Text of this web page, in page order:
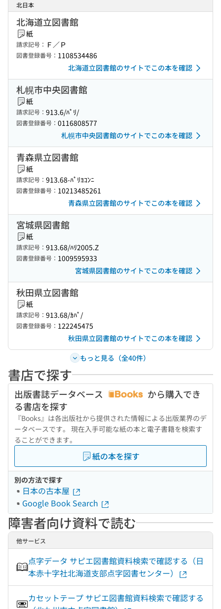
北日本
北海道立図書館
紙
請求記号： Ｆ／Ｐ
図書登録番号： 1108534486
北海道立図書館のサイトでこの本を確認
札幌市中央図書館
紙
請求記号： 913.6/ﾊﾟﾘ/
図書登録番号： 0116808577
札幌市中央図書館のサイトでこの本を確認
青森県立図書館
紙
請求記号： 913.68-ﾊﾟﾘﾖｺﾝﾆ
図書登録番号： 10213485261
青森県立図書館のサイトでこの本を確認
宮城県図書館
紙
請求記号： 913.68/ﾊﾘ2005.Z
図書登録番号： 1009595933
宮城県図書館のサイトでこの本を確認
秋田県立図書館
紙
請求記号： 913.68/ｶﾊﾟ/
図書登録番号： 122245475
秋田県立図書館のサイトでこの本を確認
もっと見る（全40件）
書店で探す
出版書誌データベース
から購入でき
る書店を探す
『Books』は各出版社から提供された情報による出版業界のデ
ータベースです。 現在入手可能な紙の本と電子書籍を検索す
ることができます。
紙の本を探す
別の方法で探す
日本の古本屋
Google Book Search
障害者向け資料で読む
他サービス
点字データ サピエ図書館資料検索で確認する（日
本赤十字社北海道支部点字図書センター）
カセットテープ サピエ図書館資料検索で確認する